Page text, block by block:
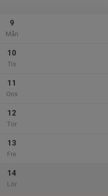
9
Mån
10
Tis
11
Ons
12
Tor
13
Fre
14
Lör